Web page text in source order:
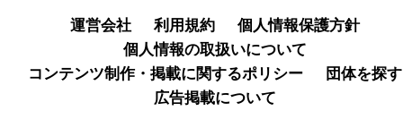
運営会社 利用規約
個人情報保護方針
個人情報の取扱いについて
コンテンツ制作・掲載に関するポリシー
団体を探す
広告掲載について